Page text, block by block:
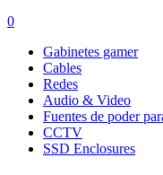
0
Gabinetes gamer
Cables
Redes
Audio & Video
Fuentes de poder
CCTV
SSD Enclosures